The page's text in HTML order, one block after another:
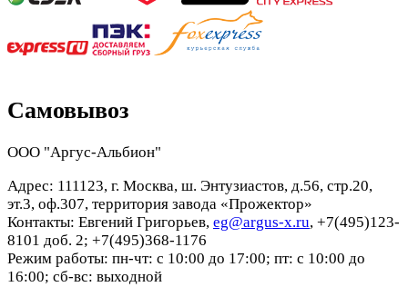
Самовывоз
ООО "Аргус-Альбион"
Адрес: 111123, г. Москва, ш. Энтузиастов, д.56, стр.20,
эт.3, оф.307, территория завода «Прожектор»
Контакты: Евгений Григорьев, eg@argus-x.ru, +7(495)123-
8101 доб. 2; +7(495)368-1176
Режим работы: пн-чт: с 10:00 до 17:00; пт: с 10:00 до
16:00; сб-вс: выходной